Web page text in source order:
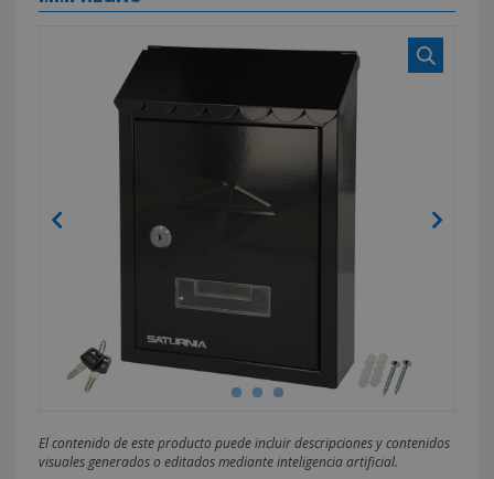
El contenido de este producto puede incluir descripciones y contenidos
visuales generados o editados mediante inteligencia artificial.